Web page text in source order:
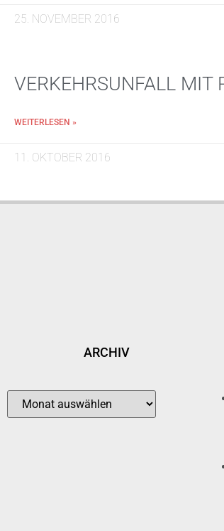
25. NOVEMBER 2016
VERKEHRSUNFALL MIT
WEITERLESEN »
11. OKTOBER 2016
ARCHIV